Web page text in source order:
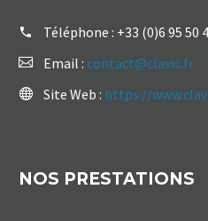
Téléphone : +33 (0)6 95 50
Email : contact@clavis.fr
Site Web : https://
NOS PRESTATIONS